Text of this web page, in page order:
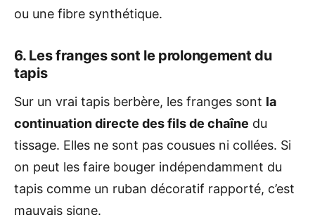
ou une fibre synthétique.
6. Les franges sont le prolongement du
tapis
Sur un vrai tapis berbère, les franges sont la
continuation directe des fils de chaîne du
tissage. Elles ne sont pas cousues ni collées. Si
on peut les faire bouger indépendamment du
tapis comme un ruban décoratif rapporté, c’est
mauvais signe.